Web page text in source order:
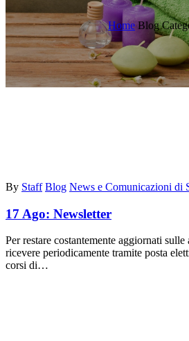
Home Blog
By Staff Blog News e Comunicazioni di
17 Ago: Newsletter
Per restare costantemente aggiornati
ricevere periodicamente tramite posta
corsi di…